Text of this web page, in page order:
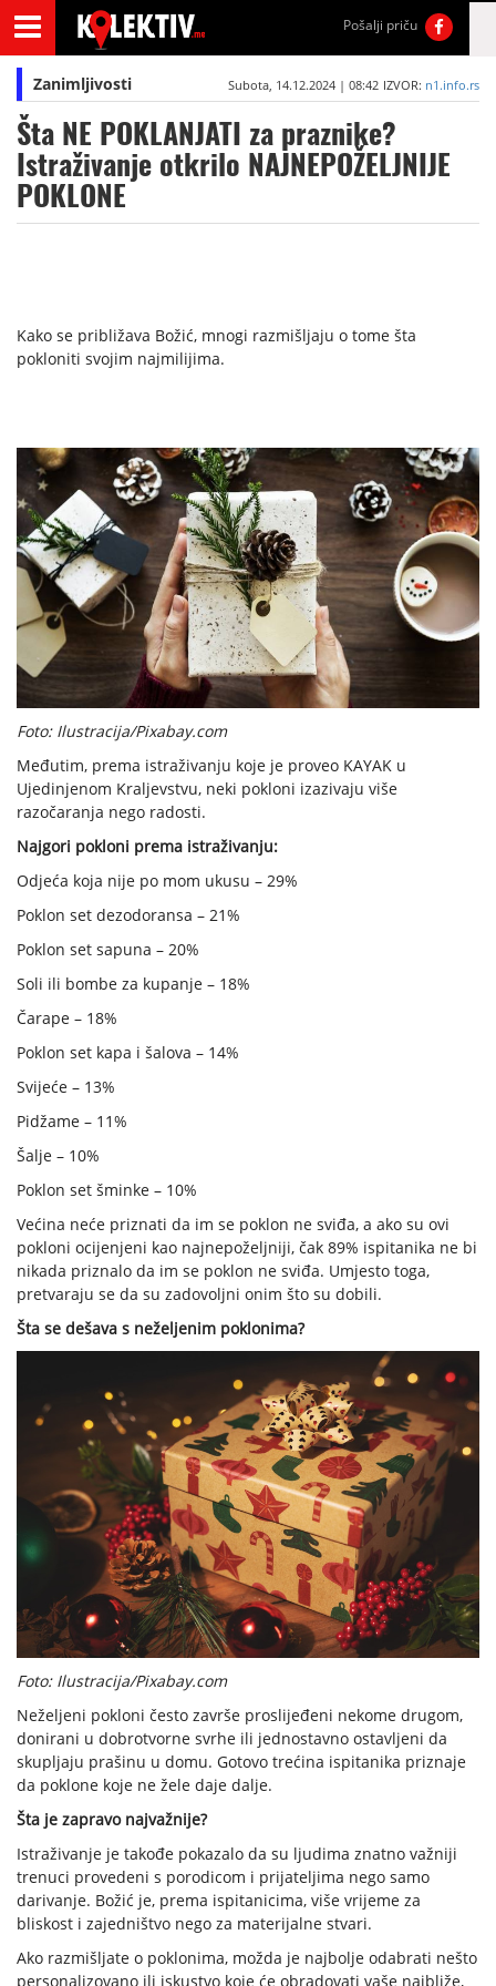
Pošalji priču
Zanimljivosti Subota, 14.12.2024 | 08:42 IZVOR: n1.info.rs
Šta NE POKLANJATI za praznike?
Istraživanje otkrilo NAJNEPOŽELJNIJE
POKLONE
Kako se približava Božić, mnogi razmišljaju o tome šta
pokloniti svojim najmilijima.
Foto: Ilustracija/Pixabay.com
Međutim, prema istraživanju koje je proveo KAYAK u
Ujedinjenom Kraljevstvu, neki pokloni izazivaju više
razočaranja nego radosti.
Najgori pokloni prema istraživanju:
Odjeća koja nije po mom ukusu – 29%
Poklon set dezodoransa – 21%
Poklon set sapuna – 20%
Soli ili bombe za kupanje – 18%
Čarape – 18%
Poklon set kapa i šalova – 14%
Svijeće – 13%
Pidžame – 11%
Šalje – 10%
Poklon set šminke – 10%
Većina neće priznati da im se poklon ne sviđa, a ako su ovi
pokloni ocijenjeni kao najnepoželjniji, čak 89% ispitanika ne bi
nikada priznalo da im se poklon ne sviđa. Umjesto toga,
pretvaraju se da su zadovoljni onim što su dobili.
Šta se dešava s neželjenim poklonima?
Foto: Ilustracija/Pixabay.com
Neželjeni pokloni često završe proslijeđeni nekome drugom,
donirani u dobrotvorne svrhe ili jednostavno ostavljeni da
skupljaju prašinu u domu. Gotovo trećina ispitanika priznaje
da poklone koje ne žele daje dalje.
Šta je zapravo najvažnije?
Istraživanje je takođe pokazalo da su ljudima znatno važniji
trenuci provedeni s porodicom i prijateljima nego samo
darivanje. Božić je, prema ispitanicima, više vrijeme za
bliskost i zajedništvo nego za materijalne stvari.
Ako razmišljate o poklonima, možda je najbolje odabrati nešto
personalizovano ili iskustvo koje će obradovati vaše najbliže,